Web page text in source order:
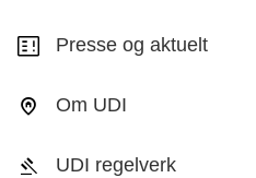
Presse og aktuelt
Om UDI
UDI regelverk